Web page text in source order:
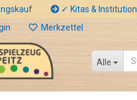
✓ Kitas & Institution
Merkzettel
Alle